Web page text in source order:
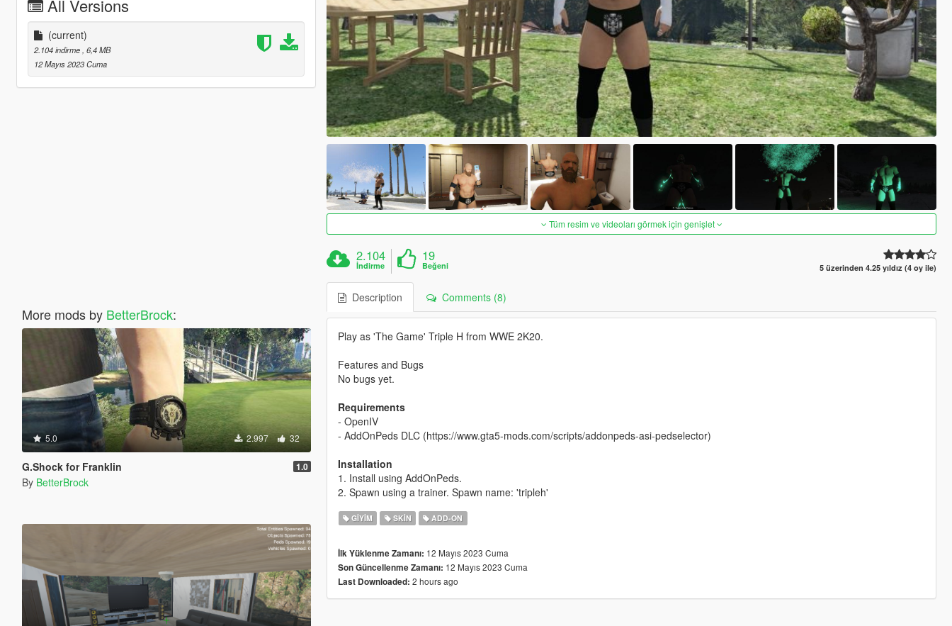
All Versions
(current)
2.104 indirme , 6,4 MB
12 Mayıs 2023 Cuma
More mods by BetterBrock:
5.0 2.997 32
G.Shock for Franklin 1.0
By BetterBrock
Tüm resim ve videoları görmek için genişlet
2.104
İndirme
19
Beğeni 5 üzerinden 4.25 yıldız (4 oy ile)
Description Comments (8)
Play as 'The Game' Triple H from WWE 2K20.
Features and Bugs
No bugs yet.
Requirements
- OpenIV
- AddOnPeds DLC (https://www.gta5-mods.com/scripts/addonpeds-asi-pedselector)
Installation
1. Install using AddOnPeds.
2. Spawn using a trainer. Spawn name: 'tripleh'
GIYIM SKIN ADD-ON
İlk Yüklenme Zamanı: 12 Mayıs 2023 Cuma
Son Güncellenme Zamanı: 12 Mayıs 2023 Cuma
Last Downloaded: 2 hours ago